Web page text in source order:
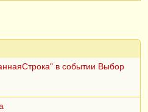
в событии Выбор